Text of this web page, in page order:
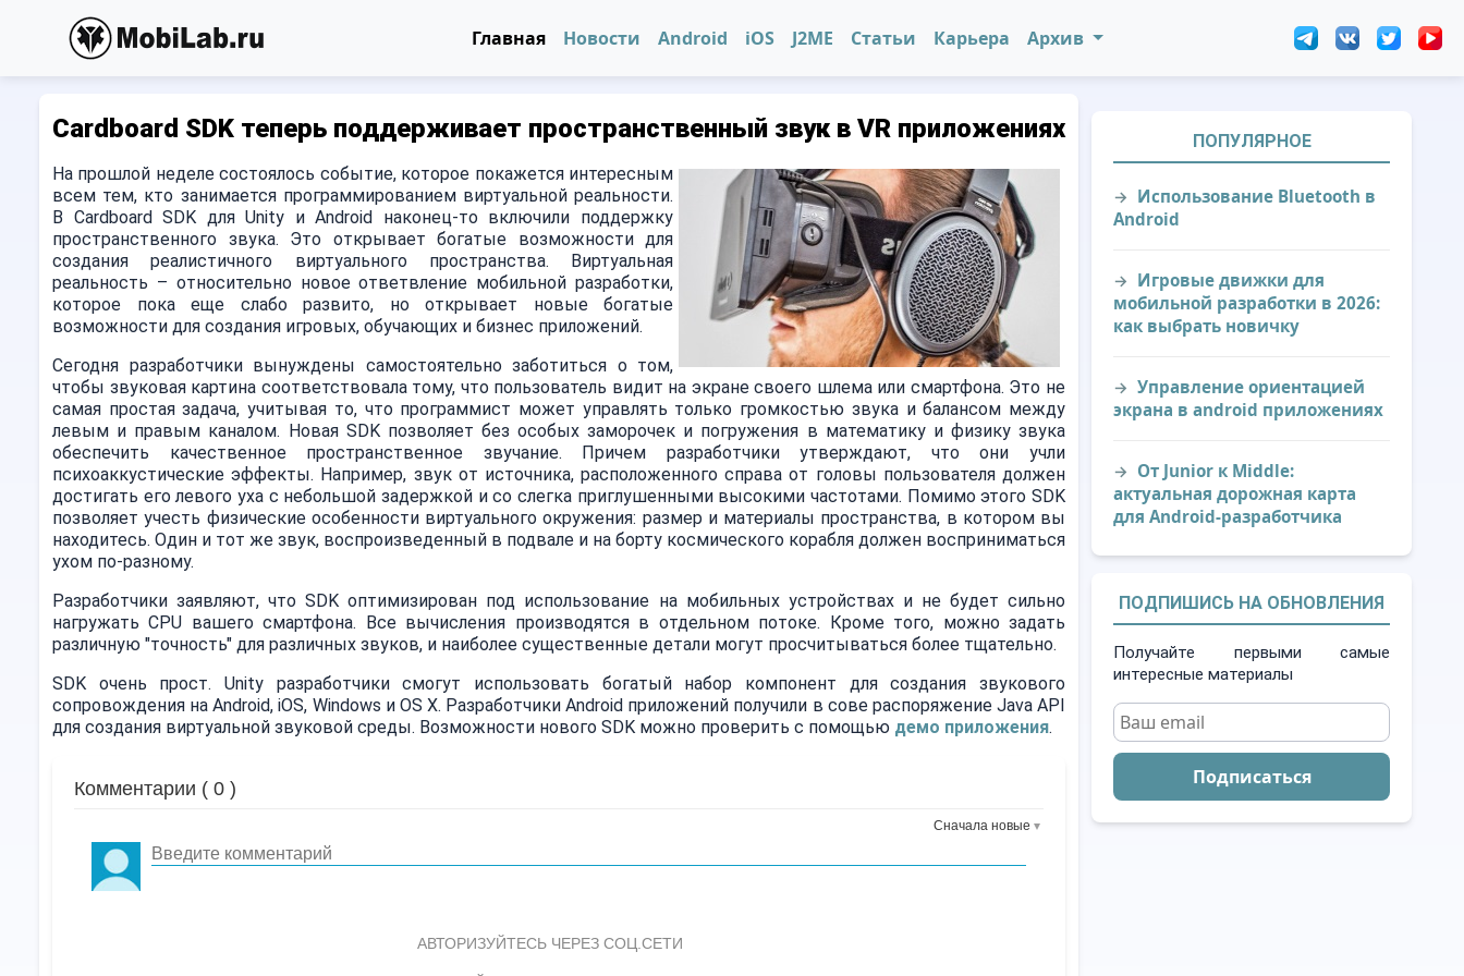
Главная Новости Android iOS J2ME Статьи Карьера Архив
Cardboard SDK теперь поддерживает пространственный звук в VR приложениях
На прошлой неделе состоялось событие, которое покажется интересным
всем тем, кто занимается программированием виртуальной реальности.
В Cardboard SDK для Unity и Android наконец-то включили поддержку
пространственного звука. Это открывает богатые возможности для
создания реалистичного виртуального пространства. Виртуальная
реальность – относительно новое ответвление мобильной разработки,
которое пока еще слабо развито, но открывает новые богатые
возможности для создания игровых, обучающих и бизнес приложений.
Сегодня разработчики вынуждены самостоятельно заботиться о том,
чтобы звуковая картина соответствовала тому, что пользователь видит на экране своего шлема или смартфона. Это не
самая простая задача, учитывая то, что программист может управлять только громкостью звука и балансом между
левым и правым каналом. Новая SDK позволяет без особых заморочек и погружения в математику и физику звука
обеспечить качественное пространственное звучание. Причем разработчики утверждают, что они учли
психоаккустические эффекты. Например, звук от источника, расположенного справа от головы пользователя должен
достигать его левого уха с небольшой задержкой и со слегка приглушенными высокими частотами. Помимо этого SDK
позволяет учесть физические особенности виртуального окружения: размер и материалы пространства, в котором вы
находитесь. Один и тот же звук, воспроизведенный в подвале и на борту космического корабля должен восприниматься
ухом по-разному.
Разработчики заявляют, что SDK оптимизирован под использование на мобильных устройствах и не будет сильно
нагружать CPU вашего смартфона. Все вычисления производятся в отдельном потоке. Кроме того, можно задать
различную "точность" для различных звуков, и наиболее существенные детали могут просчитываться более тщательно.
SDK очень прост. Unity разработчики смогут использовать богатый набор компонент для создания звукового
сопровождения на Android, iOS, Windows и OS X. Разработчики Android приложений получили в сове распоряжение Java API
для создания виртуальной звуковой среды. Возможности нового SDK можно проверить с помощью демо приложения.
Комментарии ( 0 )
Сначала новые
АВТОРИЗУЙТЕСЬ ЧЕРЕЗ СОЦ.СЕТИ
ПОПУЛЯРНОЕ
Использование Bluetooth в
Android
Игровые движки для
мобильной разработки в 2026:
как выбрать новичку
Управление ориентацией
экрана в android приложениях
От Junior к Middle:
актуальная дорожная карта
для Android-разработчика
ПОДПИШИСЬ НА ОБНОВЛЕНИЯ
Получайте первыми самые
интересные материалы
Подписаться